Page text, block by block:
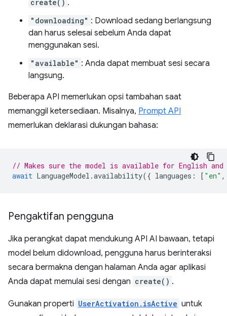
create() .
"downloading" : Download sedang berlangsung
dan harus selesai sebelum Anda dapat
menggunakan sesi.
"available" : Anda dapat membuat sesi secara
langsung.
Beberapa API memerlukan opsi tambahan saat
memanggil ketersediaan. Misalnya, Prompt API
memerlukan deklarasi dukungan bahasa:
// Makes sure the model is available for English and
await LanguageModel .availability({ languages : [ "en" ,
Pengaktifan pengguna
Jika perangkat dapat mendukung API AI bawaan, tetapi
model belum didownload, pengguna harus berinteraksi
secara bermakna dengan halaman Anda agar aplikasi
Anda dapat memulai sesi dengan create() .
Gunakan properti UserActivation.isActive untuk